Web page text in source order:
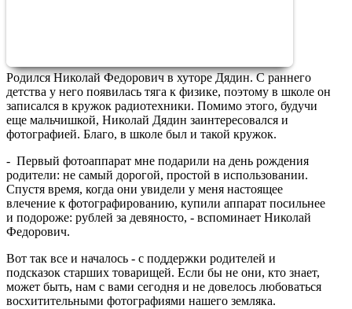
Родился Николай Федорович в хуторе Дядин. С раннего
детства у него появилась тяга к физике, поэтому в школе он
записался в кружок радиотехники. Помимо этого, будучи
еще мальчишкой, Николай Дядин заинтересовался и
фотографией. Благо, в школе был и такой кружок.
- Первый фотоаппарат мне подарили на день рождения
родители: не самый дорогой, простой в использовании.
Спустя время, когда они увидели у меня настоящее
влечение к фотографированию, купили аппарат посильнее
и подороже: рублей за девяносто, - вспоминает Николай
Федорович.
Вот так все и началось - с поддержки родителей и
подсказок старших товарищей. Если бы не они, кто знает,
может быть, нам с вами сегодня и не довелось любоваться
восхитительными фотографиями нашего земляка.